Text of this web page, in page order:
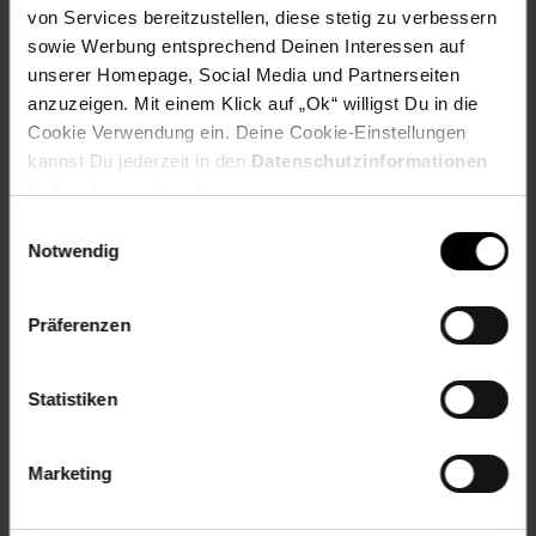
von Services bereitzustellen, diese stetig zu verbessern
sowie Werbung entsprechend Deinen Interessen auf
unserer Homepage, Social Media und Partnerseiten
anzuzeigen. Mit einem Klick auf „Ok“ willigst Du in die
Cookie Verwendung ein. Deine Cookie-Einstellungen
kannst Du jederzeit in den Datenschutzinformationen
Notwendig
Präferenzen
Statistiken
Marketing
Artikelnummer: 2154370000
EAN: 5411188115540
Artikel gehört zur Kategorie:
Fußzeile
Weitere Online-Angebote